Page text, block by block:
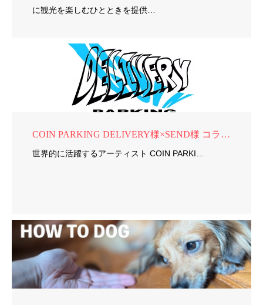
に観光を楽しむひとときを提供…
COIN PARKING DELIVERY様×SEND様 コラボ商品制作
世界的に活躍するアーティスト COIN PARKI…